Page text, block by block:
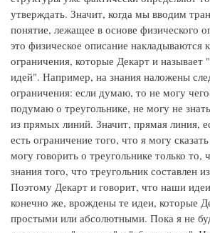
утверждать. Значит, когда мы вводим
понятие, лежащее в основе физического
это физическое описание накладываются
ограничения, которые Декарт и
идей". Например, на знания наложены
ограничения: если думаю, то не могу
подумаю о треугольнике, не могу не
из прямых линий. Значит, прямая линия,
есть ограничение того, что я могу
могу говорить о треугольнике только то,
знания того, что треугольник составлен
Поэтому Декарт и говорит, что наши
конечно же, врождены те идеи, которые
простыми или абсолютными. Пока я не